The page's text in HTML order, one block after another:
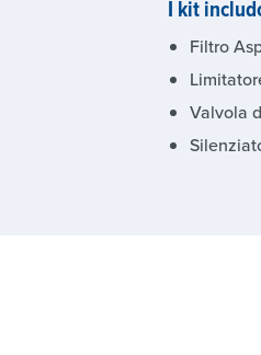
I kit
Filtro
Valvola